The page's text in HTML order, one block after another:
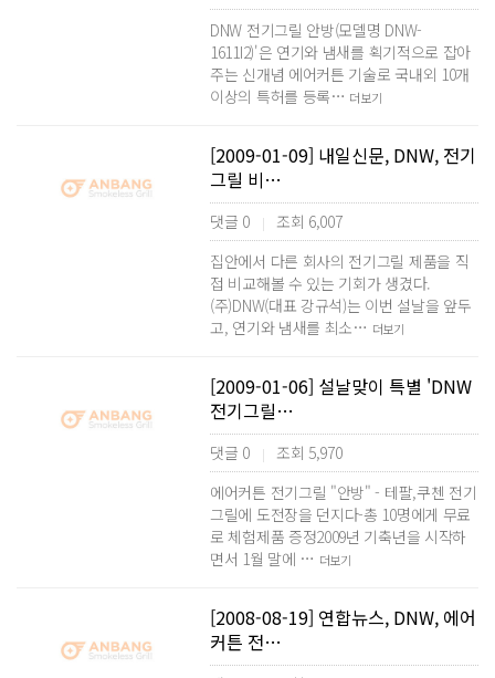
DNW 전기그릴 안방(모델명 DNW-
1611I2)'은 연기와 냄새를 획기적으로 잡아
주는 신개념 에어커튼 기술로 국내외 10개
이상의 특허를 등록… 더보기
[2009-01-09] 내일신문, DNW, 전기
그릴 비…
댓글 0 |
조회 6,007
집안에서 다른 회사의 전기그릴 제품을 직
접 비교해볼 수 있는 기회가 생겼다.
(주)DNW(대표 강규석)는 이번 설날을 앞두
고, 연기와 냄새를 최소… 더보기
[2009-01-06] 설날맞이 특별 'DNW
전기그릴…
댓글 0 |
조회 5,970
에어커튼 전기그릴 "안방" - 테팔,쿠첸 전기
그릴에 도전장을 던지다-총 10명에게 무료
로 체험제품 증정2009년 기축년을 시작하
면서 1월 말에 … 더보기
[2008-08-19] 연합뉴스, DNW, 에어
커튼 전…